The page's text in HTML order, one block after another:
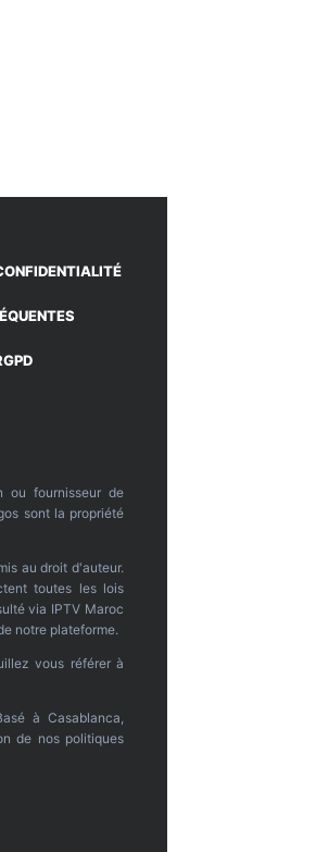
ou fournisseur de
sont la propriété
au droit d'auteur.
toutes les lois
via IPTV Maroc
notre plateforme.
vous référer à
à Casablanca,
de nos politiques